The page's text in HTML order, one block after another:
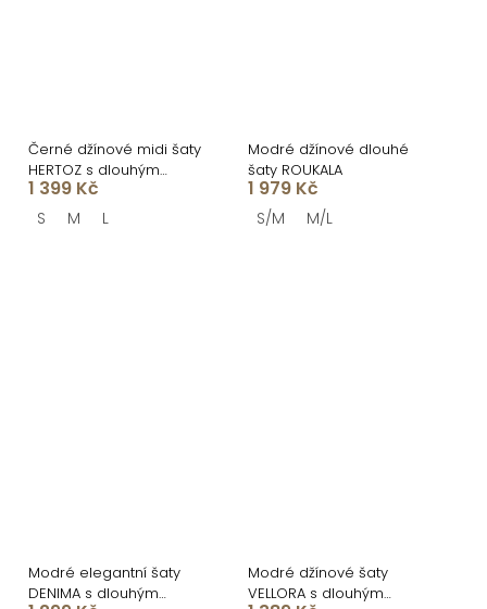
Černé džínové midi šaty
HERTOZ s dlouhým
rukávem
1 399 Kč
S M L
Modré džínové dlouhé
šaty ROUKALA
1 979 Kč
S/M M/L
Modré elegantní šaty
DENIMA s dlouhým
Modré džínové šaty
VELLORA s dlouhým